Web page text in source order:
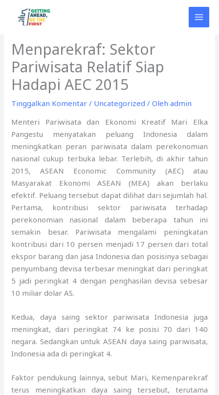
Menparekraf: Sektor
Pariwisata Relatif Siap
Hadapi AEC 2015
Tinggalkan Komentar / Uncategorized / Olehadmin
Menteri Pariwisata dan Ekonomi Kreatif Mari Elka
Pangestu menyatakan peluang Indonesia dalam
meningkatkan peran pariwisata dalam perekonomian
nasional cukup terbuka lebar. Terlebih, di akhir tahun
2015, ASEAN Economic Community (AEC) atau
Masyarakat Ekonomi ASEAN (MEA) akan berlaku
efektif. Peluang tersebut dapat dilihat dari sejumlah hal.
Pertama, kontribusi sektor pariwisata terhadap
perekonomian nasional dalam beberapa tahun ini
semakin besar. Pariwisata mengalami peningkatan
kontribusi dari 10 persen menjadi 17 persen dari total
ekspor barang dan jasa Indonesia dan posisinya sebagai
penyumbang devisa terbesar meningkat dari peringkat
5 jadi peringkat 4 dengan penghasilan devisa sebesar
10 miliar dolar AS.
Kedua, daya saing sektor pariwisata Indonesia juga
meningkat, dari peringkat 74 ke posisi 70 dari 140
negara. Sedangkan untuk ASEAN daya saing pariwisata,
Indonesia ada di peringkat 4.
Faktor pendukung lainnya, sebut Mari, Kemenparekraf
terus meningkatkan daya saing tersebut, terutama